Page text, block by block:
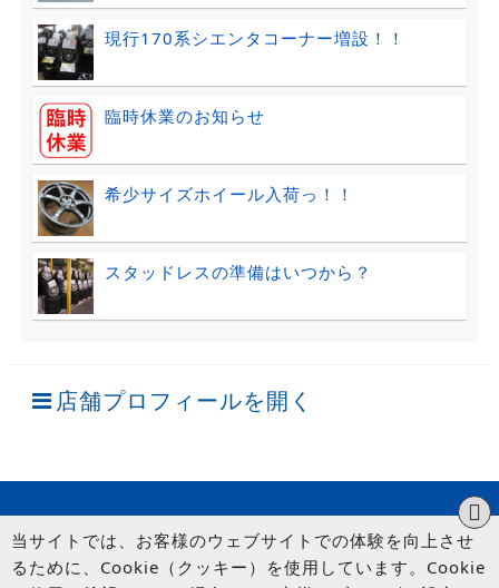
現行170系シエンタコーナー増設！！
臨時休業のお知らせ
希少サイズホイール入荷っ！！
スタッドレスの準備はいつから？
店舗プロフィールを開く
当サイトでは、お客様のウェブサイトでの体験を向上させ
るために、Cookie（クッキー）を使用しています。Cookie